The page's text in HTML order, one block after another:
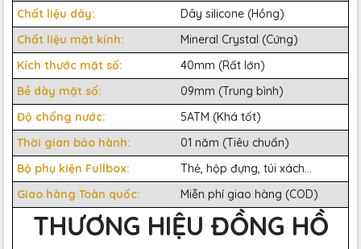
Chất liệu dây:
Dây silicone (Hồng)
Chất liệu mặt kính:
Mineral Crystal (Cứng)
Kích thước mặt số:
40mm (Rất lớn)
Bề dày mặt số:
09mm (Trung bình)
Độ chống nước:
5ATM (Khá tốt)
Thời gian bảo hành:
01 năm (Tiêu chuẩn)
Bộ phụ kiện Fullbox:
Thẻ, hộp đựng, túi xách...
Giao hàng Toàn quốc:
Miễn phí giao hàng (COD)
THƯƠNG HIỆU ĐỒNG HỒ